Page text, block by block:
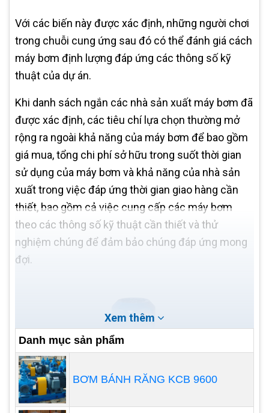
Với các biến này được xác định, những người chơi
trong chuỗi cung ứng sau đó có thể đánh giá cách
máy bơm định lượng đáp ứng các thông số kỹ
thuật của dự án.
Khi danh sách ngắn các nhà sản xuất máy bơm đã
được xác định, các tiêu chí lựa chọn thường mở
rộng ra ngoài khả năng của máy bơm để bao gồm
giá mua, tổng chi phí sở hữu trong suốt thời gian
sử dụng của máy bơm và khả năng của nhà sản
xuất trong việc đáp ứng thời gian giao hàng cần
thiết, bao gồm cả việc cung cấp các máy bơm
theo các thông số kỹ thuật cần thiết và thử
nghiệm chúng để đảm bảo chúng đáp ứng mong
đợi.
Xem thêm
Danh mục sản phẩm
BƠM BÁNH RĂNG KCB 9600